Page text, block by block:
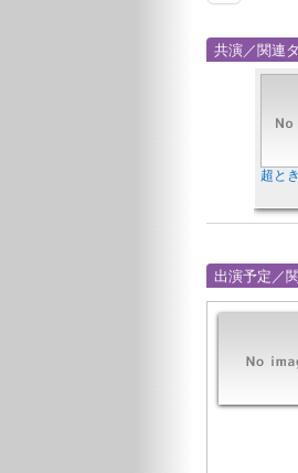
共演／関連
超と
出演予定／